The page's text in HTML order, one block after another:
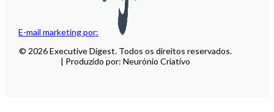
E-mail marketing por:
© 2026 Executive Digest. Todos os direitos reservados.
| Produzido por: Neurónio Criativo